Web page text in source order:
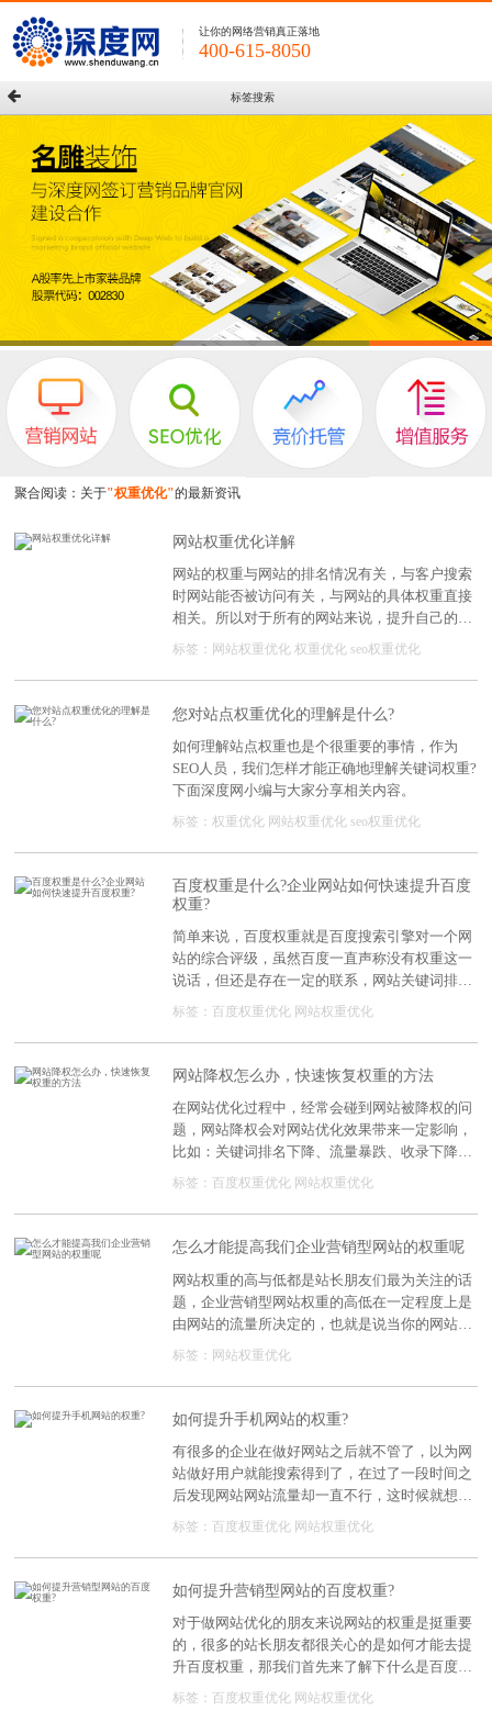
让你的网络营销真正落地
400-615-8050
标签搜索
聚合阅读：关于"权重优化"的最新资讯
网站权重优化详解
网站的权重与网站的排名情况有关，与客户搜索
时网站能否被访问有关，与网站的具体权重直接
相关。所以对于所有的网站来说，提升自己的权
重至关重要。
标签： 网站权重优化 权重优化 seo权重优化
您对站点权重优化的理解是什么?
如何理解站点权重也是个很重要的事情，作为
SEO人员，我们怎样才能正确地理解关键词权重?
下面深度网小编与大家分享相关内容。
标签： 权重优化 网站权重优化 seo权重优化
百度权重是什么?企业网站如何快速提升百度
权重?
简单来说，百度权重就是百度搜索引擎对一个网
站的综合评级，虽然百度一直声称没有权重这一
说话，但还是存在一定的联系，网站关键词排名
好，网站权重自然就高。
标签： 百度权重优化 网站权重优化
网站降权怎么办，快速恢复权重的方法
在网站优化过程中，经常会碰到网站被降权的问
题，网站降权会对网站优化效果带来一定影响，
比如：关键词排名下降、流量暴跌、收录下降等
问题，严重影响网站运营的发展。
标签： 百度权重优化 网站权重优化
怎么才能提高我们企业营销型网站的权重呢
网站权重的高与低都是站长朋友们最为关注的话
题，企业营销型网站权重的高低在一定程度上是
由网站的流量所决定的，也就是说当你的网站流
量达到一定的程度了百度就会给你的网站权重加
上一个等级，我们在与同行交换友链的时候也是
会去看对方网站的权重的，如果没有达到自己所
最低的标准一般就不选择交换了，同时提高网站
更靠前，还能提高网站的流量和信任度。那怎么
才能提高我们营销型企业网站的权重呢?
标签： 网站权重优化
如何提升手机网站的权重?
有很多的企业在做好网站之后就不管了，以为网
站做好用户就能搜索得到了，在过了一段时间之
后发现网站网站流量却一直不行，这时候就想去
做做SEO，咨询别人都说要提高网站的权重才
越大，搜索结果排名也就越好。于是就过来问深
度网营销网站制作公司小编如何去提升营销型手
标签： 百度权重优化 网站权重优化
如何提升营销型网站的百度权重?
对于做网站优化的朋友来说网站的权重是挺重要
的，很多的站长朋友都很关心的是如何才能去提
升百度权重，那我们首先来了解下什么是百度权
重?我们可以这样去理解网站的百度权重就是百
标签： 百度权重优化 网站权重优化